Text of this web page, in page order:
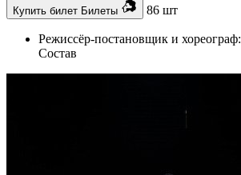
Купить билет Билеты 86 шт
Режиссёр-постановщик и хореограф:
Состав